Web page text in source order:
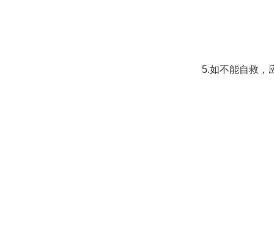
5.如不能自救，